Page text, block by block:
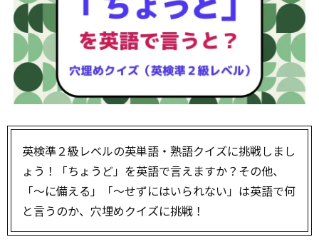
英検準２級レベルの英単語・熟語クイズに挑戦しまし
ょう！「ちょうど」を英語で言えますか？その他、
「～に備える」「～せずにはいられない」は英語で何
と言うのか、穴埋めクイズに挑戦！